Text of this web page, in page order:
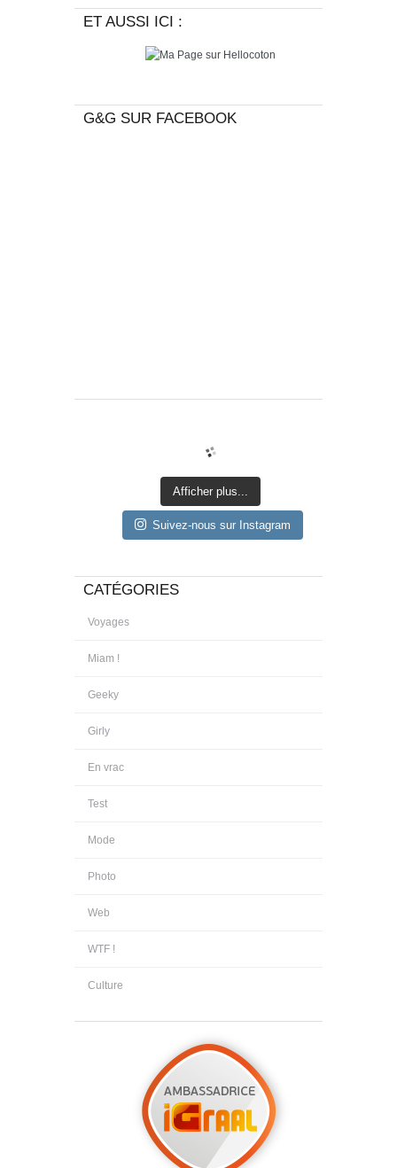
ET AUSSI ICI :
G&G SUR FACEBOOK
Afficher plus...
Suivez-nous sur Instagram
CATÉGORIES
Voyages
Miam !
Geeky
Girly
En vrac
Test
Mode
Photo
Web
WTF !
Culture